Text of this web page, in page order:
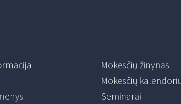
Mokesčių žinynas
Mokesčių
Seminarai